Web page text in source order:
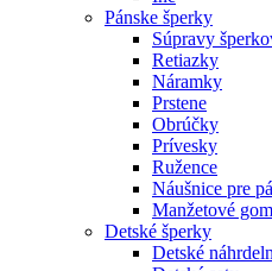
Pánske šperky
Súpravy
Retiazky
Náramky
Prstene
Obrúčky
Prívesky
Ružence
Náušnice pre
Manžetové
Detské šperky
Detské